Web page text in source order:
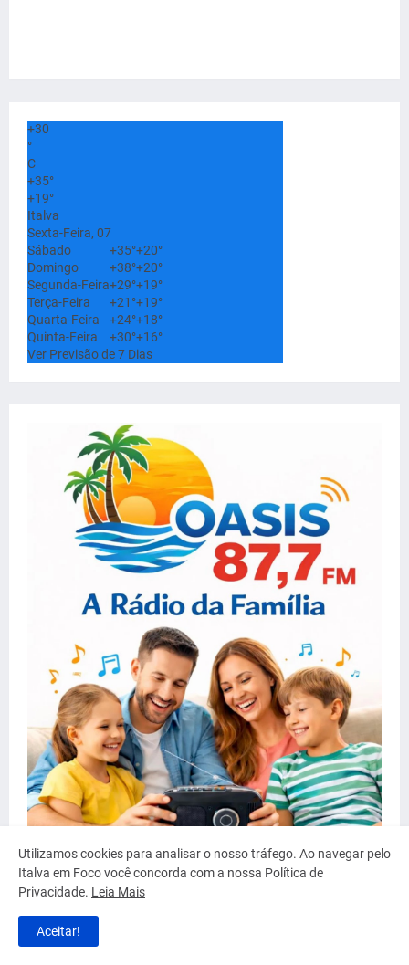
+30
°
C
+35°
+19°
Italva
Sexta-Feira, 07
Sábado
+35°+20°
Domingo
+38°+20°
Segunda-Feira+29°+19°
Terça-Feira
+21°+19°
Quarta-Feira
+24°+18°
Quinta-Feira
+30°+16°
Ver Previsão de 7 Dias
Utilizamos cookies para analisar o nosso tráfego. Ao navegar pelo
Italva em Foco você concorda com a nossa Política de
Privacidade. Leia Mais
Aceitar!